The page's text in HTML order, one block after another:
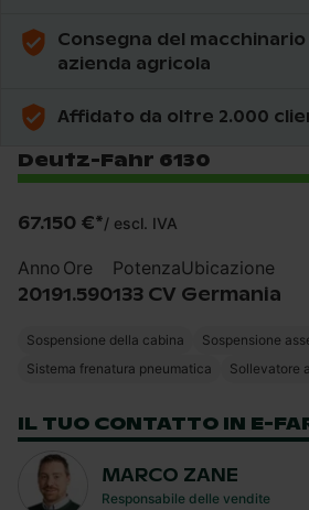
Consegna del macchinario
azienda agricola
Affidato da oltre 2.000
Deutz-Fahr 6130
67.150 €*/ escl. IVA
Anno
2019
Ore
1.590
Potenza
133 CV
Ubicazione
Germania
Sospensione della cabina
Sospensione
Sistema frenatura pneumatica
Sollevatore
IL TUO CONTATTO IN E-
MARCO ZANE
Responsabile delle vendite